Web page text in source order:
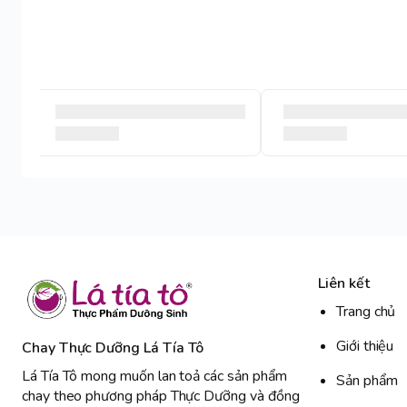
Chay Thực Dưỡng Lá Tía Tô
Lá Tía Tô mong muốn lan toả các sản phẩm
chay theo phương pháp Thực Dưỡng và đồng
Liên kết
Trang chủ
Giới thiệu
Sản phẩm